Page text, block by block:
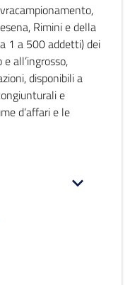
Rimini e della
1 a 500 addetti) dei
all’ingrosso,
disponibili a
e
d’affari e le